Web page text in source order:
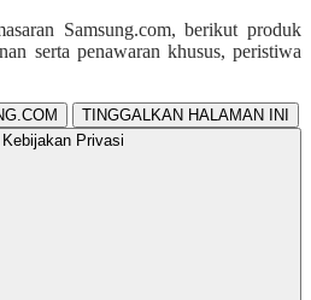
Samsung.com, berikut produk
serta penawaran khusus, peristiwa
TINGGALKAN HALAMAN INI
Privasi